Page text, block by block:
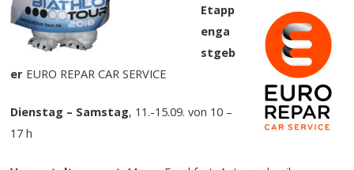
Etapp
enga
stgeb
er EURO REPAR CAR SERVICE
Dienstag – Samstag, 11.-15.09. von 10 –
17 h